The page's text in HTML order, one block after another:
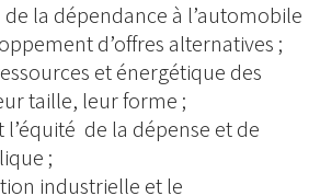
la dépendance à l’automobile
d’offres alternatives ;
et énergétique des
taille, leur forme ;
l’équité de la dépense et de
;
industrielle et le